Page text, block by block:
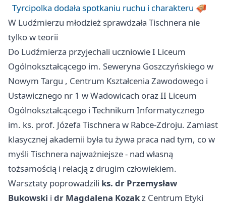
Tyrcipolka dodała spotkaniu ruchu i charakteru 🪗
W Ludźmierzu młodzież sprawdzała Tischnera nie
tylko w teorii
Do Ludźmierza przyjechali uczniowie I Liceum
Ogólnokształcącego im. Seweryna Goszczyńskiego w
Nowym Targu , Centrum Kształcenia Zawodowego i
Ustawicznego nr 1 wWadowicach oraz II Liceum
Ogólnokształcącego i Technikum Informatycznego
im. ks. prof. Józefa Tischnera w Rabce-Zdroju. Zamiast
klasycznej akademii była tu żywa praca nad tym, co w
myśli Tischnera najważniejsze - nad własną
tożsamością i relacją z drugim człowiekiem.
Warsztaty poprowadzili ks. dr Przemysław
Bukowski i dr Magdalena Kozakz Centrum Etyki